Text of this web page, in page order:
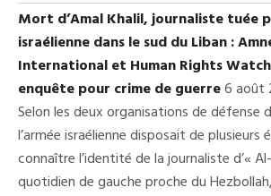
Mort d’Amal Khalil, journaliste tuée
israélienne dans le sud du Liban :
International et Human Rights
enquête pour crime de guerre6 août
Selon les deux organisations de défense
l’armée israélienne disposait de plusieurs
connaître l’identité de la journaliste d’«
quotidien de gauche proche du